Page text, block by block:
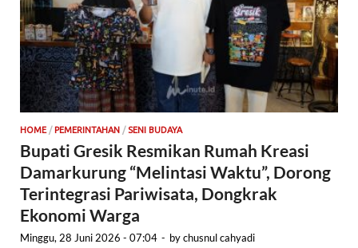
HOME / PEMERINTAHAN / SENI BUDAYA
Bupati Gresik Resmikan Rumah Kreasi
Damarkurung “Melintasi Waktu”, Dorong
Terintegrasi Pariwisata, Dongkrak
Ekonomi Warga
Minggu, 28 Juni 2026 - 07:04 - bychusnul cahyadi